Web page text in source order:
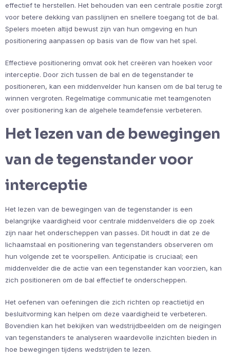
effectief te herstellen. Het behouden van een centrale positie zorgt
voor betere dekking van passlijnen en snellere toegang tot de bal.
Spelers moeten altijd bewust zijn van hun omgeving en hun
positionering aanpassen op basis van de flow van het spel.
Effectieve positionering omvat ook het creëren van hoeken voor
interceptie. Door zich tussen de bal en de tegenstander te
positioneren, kan een middenvelder hun kansen om de bal terug te
winnen vergroten. Regelmatige communicatie met teamgenoten
over positionering kan de algehele teamdefensie verbeteren.
Het lezen van de bewegingen
van de tegenstander voor
interceptie
Het lezen van de bewegingen van de tegenstander is een
belangrijke vaardigheid voor centrale middenvelders die op zoek
zijn naar het onderscheppen van passes. Dit houdt in dat ze de
lichaamstaal en positionering van tegenstanders observeren om
hun volgende zet te voorspellen. Anticipatie is cruciaal; een
middenvelder die de actie van een tegenstander kan voorzien, kan
zich positioneren om de bal effectief te onderscheppen.
Het oefenen van oefeningen die zich richten op reactietijd en
besluitvorming kan helpen om deze vaardigheid te verbeteren.
Bovendien kan het bekijken van wedstrijdbeelden om de neigingen
van tegenstanders te analyseren waardevolle inzichten bieden in
hoe bewegingen tijdens wedstrijden te lezen.